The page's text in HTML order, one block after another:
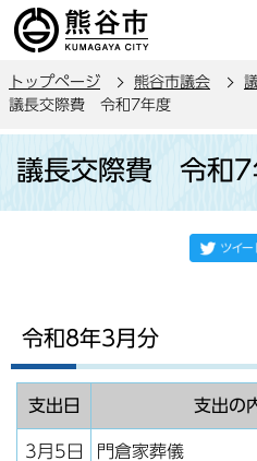
の
ー
トップページ 熊谷市議会
議長交際費 令和7年度
議長交際費 令和7
令和8年3月分
支出日 支出の
3月5日 門倉家葬儀